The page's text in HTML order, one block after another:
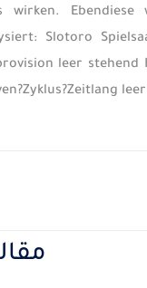
wirken.
Slotoro
leer stehend